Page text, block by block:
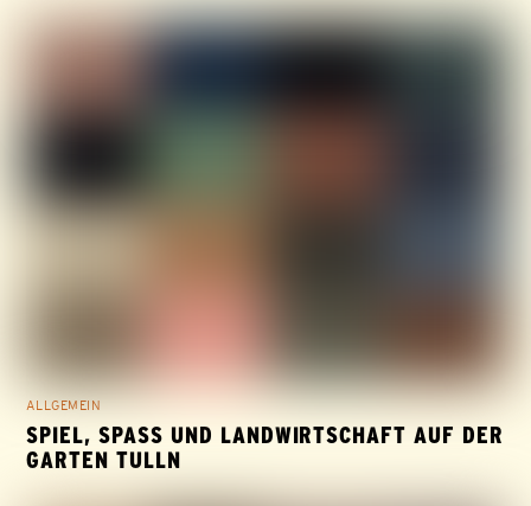
ALLGEMEIN
SPIEL, SPASS UND LANDWIRTSCHAFT AUF DER G
ARTEN TULLN